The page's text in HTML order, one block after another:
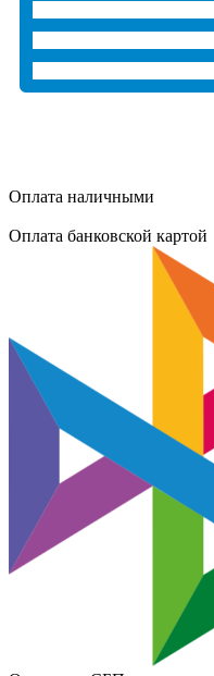
Оплата наличными
Оплата банковской картой